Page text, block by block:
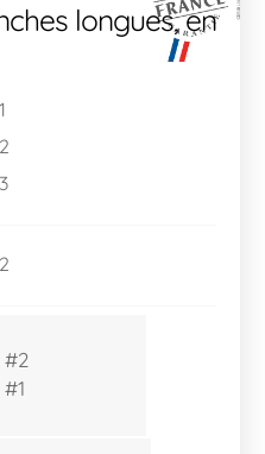
longues, en
#2